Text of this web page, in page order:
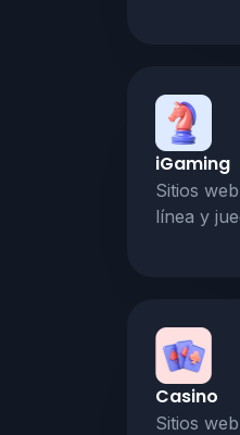
iGaming
Sitios
línea y
Casino
Sitios